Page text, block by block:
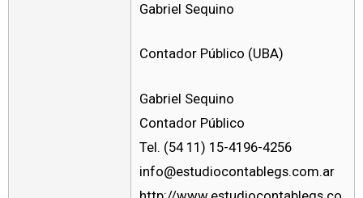
Gabriel Sequino
Contador Público (UBA)
Gabriel Sequino
Contador Público
Tel. (54 11) 15-4196-4256
info@estudiocontablegs.com.ar